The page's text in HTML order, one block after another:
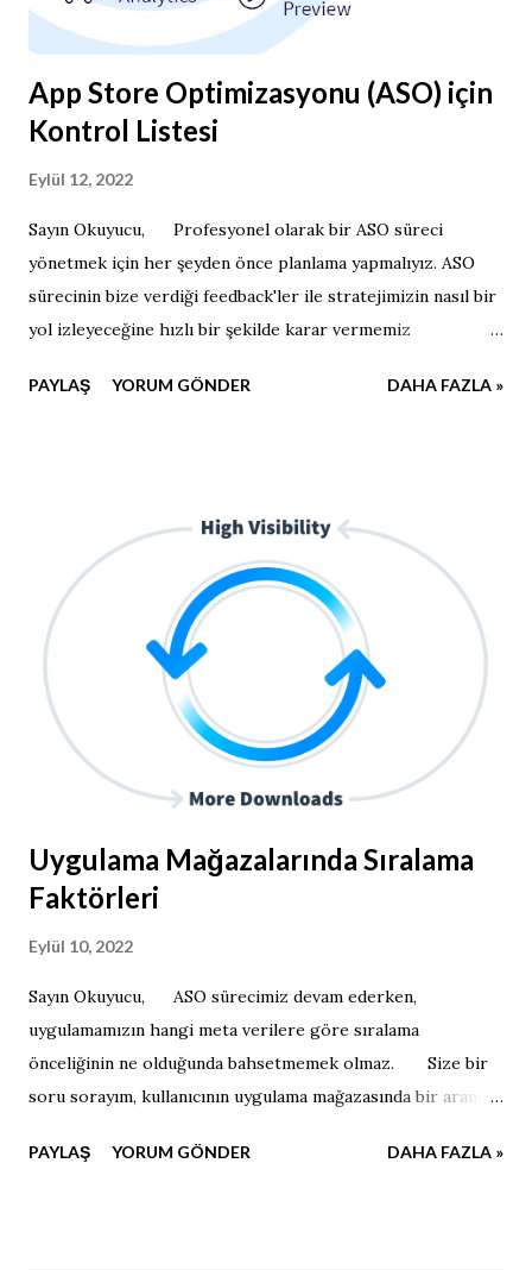
App Store Optimizasyonu (ASO) için
Kontrol Listesi
Eylül 12, 2022
Sayın Okuyucu, Profesyonel olarak bir ASO süreci
yönetmek için her şeyden önce planlama yapmalıyız. ASO
sürecinin bize verdiği feedback'ler ile stratejimizin nasıl bir
yol izleyeceğine hızlı bir şekilde karar vermemiz
gerektirir. Bugün sizle için düzenlediğim ASO kontrol
sürecini başlatmıştık. Kontrol listemiz ile uygulamayı tekrar
ele alacağız ve nasıl bir yok izlememiz gerektiğine karar
vereceğiz. Kullanacağımız ASO kontrol listesini indirmek
için BURAYA tıklayınız. Süreci yakından takip etmek için
ve hiçbir detayı kaçırmamak için takipte kalın.
PAYLAŞ YORUM GÖNDER DAHA FAZLA »
Uygulama Mağazalarında Sıralama
Faktörleri
Eylül 10, 2022
Sayın Okuyucu, ASO sürecimiz devam ederken,
uygulamamızın hangi meta verilere göre sıralama
önceliğinin ne olduğunda bahsetmemek olmaz. Size bir
soru sorayım, kullanıcının uygulama mağazasında bir arama
başlığınızla mı kısa açıklamanızla mı yoksa uzun
PAYLAŞ YORUM GÖNDER DAHA FAZLA »